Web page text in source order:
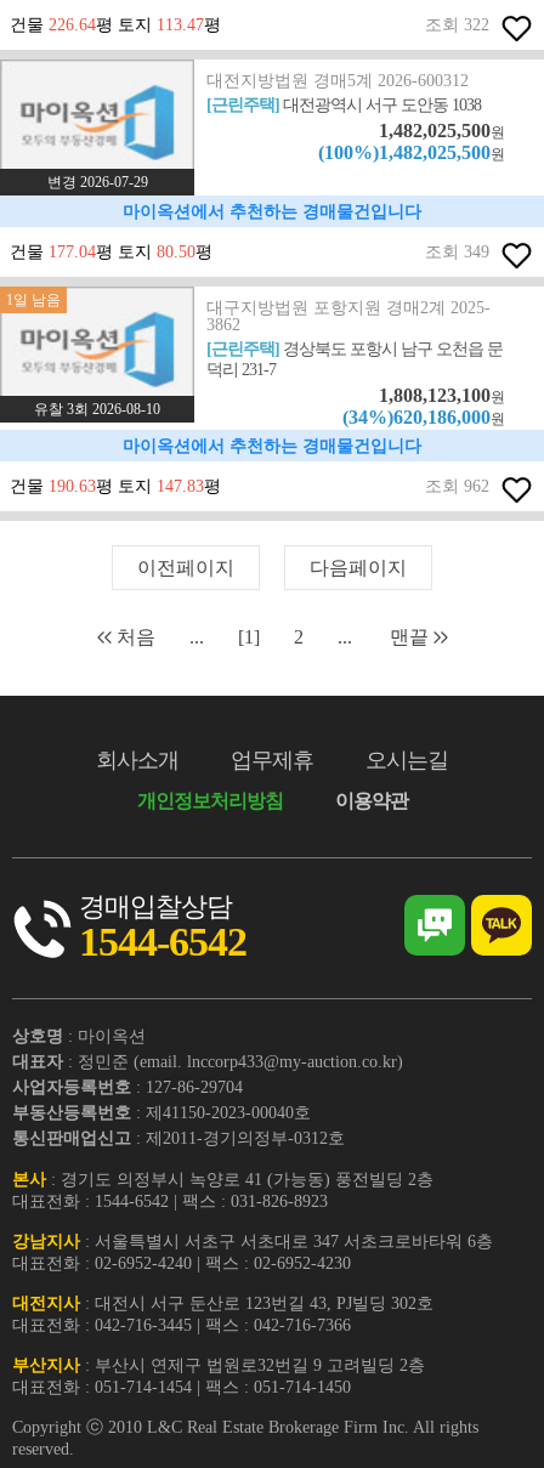
건물 226.64평 토지 113.47평 조회 322
변경 2026-07-29
대전지방법원 경매5계 2026-600312
[근린주택]대전광역시 서구 도안동 1038
1,482,025,500원
(100%)1,482,025,500원
마이옥션에서 추천하는 경매물건입니다
건물 177.04평 토지 80.50평 조회 349
1일 남음
유찰 3회 2026-08-10
대구지방법원 포항지원 경매2계 2025-
3862
[근린주택] 경상북도 포항시 남구 오천읍 문
덕리 231-7
1,808,123,100원
(34%)620,186,000원
마이옥션에서 추천하는 경매물건입니다
건물 190.63평 토지 147.83평 조회 962
이전페이지 다음페이지
처음 ... [1] 2 ... 맨끝
회사소개 업무제휴 오시는길
개인정보처리방침 이용약관
경매입찰상담
1544-6542
상호명 : 마이옥션
대표자 : 정민준 (email. lnccorp433@my-auction.co.kr)
사업자등록번호 : 127-86-29704
부동산등록번호 : 제41150-2023-00040호
통신판매업신고 : 제2011-경기의정부-0312호
본사: 경기도 의정부시 녹양로 41 (가능동) 풍전빌딩 2층
대표전화 : 1544-6542 | 팩스 : 031-826-8923
강남지사: 서울특별시 서초구 서초대로 347 서초크로바타워 6층
대표전화 : 02-6952-4240 | 팩스 : 02-6952-4230
대전지사: 대전시 서구 둔산로 123번길 43, PJ빌딩 302호
대표전화 : 042-716-3445 | 팩스 : 042-716-7366
부산지사: 부산시 연제구 법원로32번길 9 고려빌딩 2층
대표전화 : 051-714-1454 | 팩스 : 051-714-1450
Copyright ⓒ 2010 L&C Real Estate Brokerage Firm Inc. All rights
reserved.